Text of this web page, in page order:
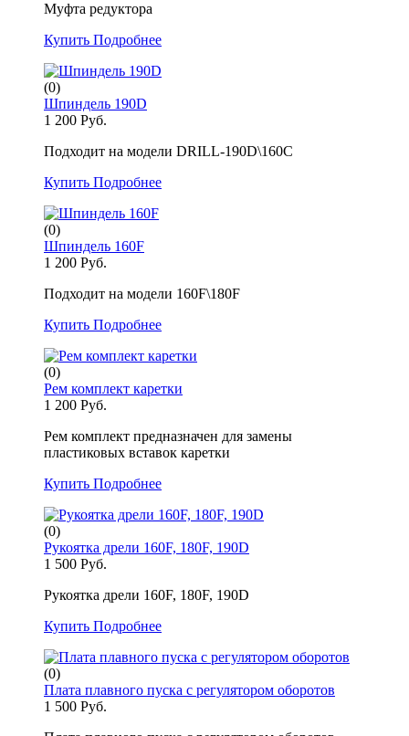
Муфта редуктора
Купить Подробнее
(0)
Шпиндель 190D
1 200 Руб.
Подходит на модели DRILL-190D\160C
Купить Подробнее
(0)
Шпиндель 160F
1 200 Руб.
Подходит на модели 160F\180F
Купить Подробнее
(0)
Рем комплект каретки
1 200 Руб.
Рем комплект предназначен для замены
пластиковых вставок каретки
Купить Подробнее
(0)
Рукоятка дрели 160F, 180F, 190D
1 500 Руб.
Рукоятка дрели 160F, 180F, 190D
Купить Подробнее
(0)
Плата плавного пуска с регулятором оборотов
1 500 Руб.